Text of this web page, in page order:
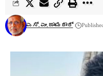
ಎಸ್. ಎಂ. ಜಾಮದಾರ್